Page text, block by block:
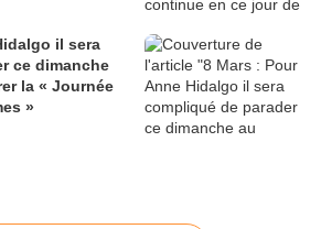
il sera
ce dimanche
la « Journée
»